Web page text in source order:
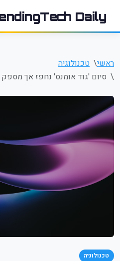
Daily
ראשי
טכנולוגיה
סיום 'גוד אומנס' נחפז אך
טכנולוגיה